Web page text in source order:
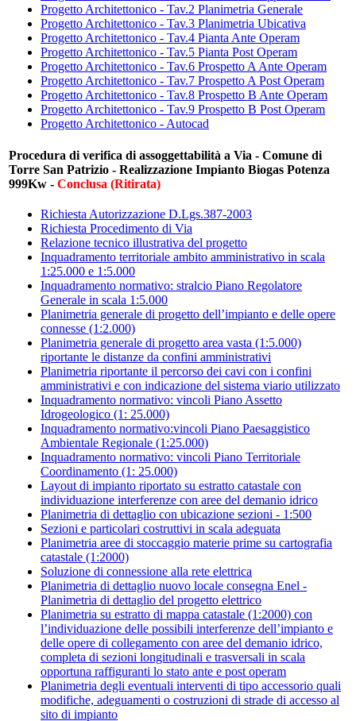
Progetto Architettonico - Tav.2 Planimetria Generale
Progetto Architettonico - Tav.3 Planimetria Ubicativa
Progetto Architettonico - Tav.4 Pianta Ante Operam
Progetto Architettonico - Tav.5 Pianta Post Operam
Progetto Architettonico - Tav.6 Prospetto A Ante Operam
Progetto Architettonico - Tav.7 Prospetto A Post Operam
Progetto Architettonico - Tav.8 Prospetto B Ante Operam
Progetto Architettonico - Tav.9 Prospetto B Post Operam
Progetto Architettonico - Autocad
Procedura di verifica di assoggettabilità a Via - Comune di
Torre San Patrizio - Realizzazione Impianto Biogas Potenza
999Kw - Conclusa (Ritirata)
Richiesta Autorizzazione D.Lgs.387-2003
Richiesta Procedimento di Via
Relazione tecnico illustrativa del progetto
Inquadramento territoriale ambito amministrativo in scala
1:25.000 e 1:5.000
Inquadramento normativo: stralcio Piano Regolatore
Generale in scala 1:5.000
Planimetria generale di progetto dell’impianto e delle opere
connesse (1:2.000)
Planimetria generale di progetto area vasta (1:5.000)
riportante le distanze da confini amministrativi
Planimetria riportante il percorso dei cavi con i confini
amministrativi e con indicazione del sistema viario utilizzato
Inquadramento normativo: vincoli Piano Assetto
Idrogeologico (1: 25.000)
Inquadramento normativo:vincoli Piano Paesaggistico
Ambientale Regionale (1:25.000)
Inquadramento normativo: vincoli Piano Territoriale
Coordinamento (1: 25.000)
Layout di impianto riportato su estratto catastale con
individuazione interferenze con aree del demanio idrico
Planimetria di dettaglio con ubicazione sezioni - 1:500
Sezioni e particolari costruttivi in scala adeguata
Planimetria aree di stoccaggio materie prime su cartografia
catastale (1:2000)
Soluzione di connessione alla rete elettrica
Planimetria di dettaglio nuovo locale consegna Enel -
Planimetria di dettaglio del progetto elettrico
Planimetria su estratto di mappa catastale (1:2000) con
l’individuazione delle possibili interferenze dell’impianto e
delle opere di collegamento con aree del demanio idrico,
completa di sezioni longitudinali e trasversali in scala
opportuna raffiguranti lo stato ante e post operam
Planimetria degli eventuali interventi di tipo accessorio quali
modifiche, adeguamenti o costruzioni di strade di accesso al
sito di impianto